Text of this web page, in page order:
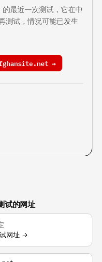
最近一次测试，它在中
测试，情况可能已发生
→
的网址
网址 →